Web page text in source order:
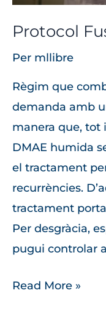
Protocol
Per mllibre
Règim que
demanda amb
manera que, tot
DMAE humida
el tractament
recurrències.
tractament
Per desgràcia,
pugui controlar
Read More »